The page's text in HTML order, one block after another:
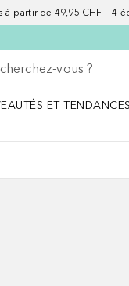
à partir de 49,95 CHF 4
ET TENDANCES